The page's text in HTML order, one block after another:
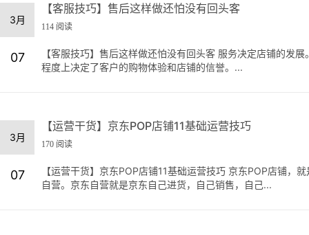
3月
07
【客服技巧】售后这样做还怕没有回头客
114 阅读
【客服技巧】售后这样做还怕没有回头客 服务决定店铺的发
程度上决定了客户的购物体验和店铺的信誉。...
3月
07
【运营干货】京东POP店铺11基础运营技巧
170 阅读
【运营干货】京东POP店铺11基础运营技巧 京东POP店铺，
自营。京东自营就是京东自己进货，自己销售，自己...